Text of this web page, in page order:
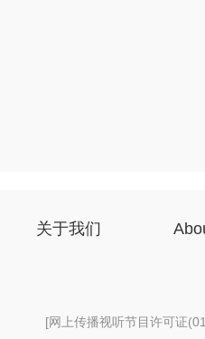
关于我们
[网上传播视听节目许可证